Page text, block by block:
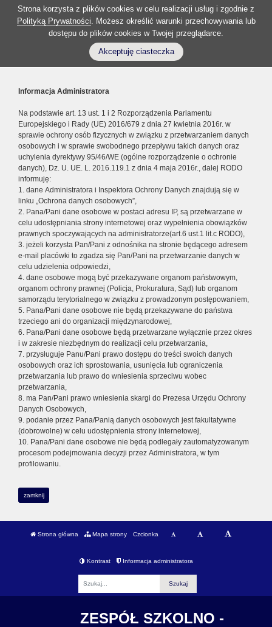
Strona korzysta z plików cookies w celu realizacji usług i zgodnie z
Polityką Prywatności. Możesz określić warunki przechowywania lub
dostępu do plików cookies w Twojej przeglądarce.
Akceptuję ciasteczka
Informacja Administratora
Na podstawie art. 13 ust. 1 i 2 Rozporządzenia Parlamentu
Europejskiego i Rady (UE) 2016/679 z dnia 27 kwietnia 2016r. w
sprawie ochrony osób fizycznych w związku z przetwarzaniem danych
osobowych i w sprawie swobodnego przepływu takich danych oraz
uchylenia dyrektywy 95/46/WE (ogólne rozporządzenie o ochronie
danych), Dz. U. UE. L. 2016.119.1 z dnia 4 maja 2016r., dalej RODO
informuję:
1. dane Administratora i Inspektora Ochrony Danych znajdują się w
linku „Ochrona danych osobowych”,
2. Pana/Pani dane osobowe w postaci adresu IP, są przetwarzane w
celu udostępniania strony internetowej oraz wypełnienia obowiązków
prawnych spoczywających na administratorze(art.6 ust.1 lit.c RODO),
3. jeżeli korzysta Pan/Pani z odnośnika na stronie będącego adresem
e-mail placówki to zgadza się Pan/Pani na przetwarzanie danych w
celu udzielenia odpowiedzi,
4. dane osobowe mogą być przekazywane organom państwowym,
organom ochrony prawnej (Policja, Prokuratura, Sąd) lub organom
samorządu terytorialnego w związku z prowadzonym postępowaniem,
5. Pana/Pani dane osobowe nie będą przekazywane do państwa
trzeciego ani do organizacji międzynarodowej,
6. Pana/Pani dane osobowe będą przetwarzane wyłącznie przez okres
i w zakresie niezbędnym do realizacji celu przetwarzania,
7. przysługuje Panu/Pani prawo dostępu do treści swoich danych
osobowych oraz ich sprostowania, usunięcia lub ograniczenia
przetwarzania lub prawo do wniesienia sprzeciwu wobec
przetwarzania,
8. ma Pan/Pani prawo wniesienia skargi do Prezesa Urzędu Ochrony
Danych Osobowych,
9. podanie przez Pana/Panią danych osobowych jest fakultatywne
(dobrowolne) w celu udostępnienia strony internetowej,
10. Pana/Pani dane osobowe nie będą podlegały zautomatyzowanym
procesom podejmowania decyzji przez Administratora, w tym
profilowaniu.
zamknij
Strona główna Mapa strony Czcionka
Kontrast Informacja administratora
ZESPÓŁ SZKOLNO -